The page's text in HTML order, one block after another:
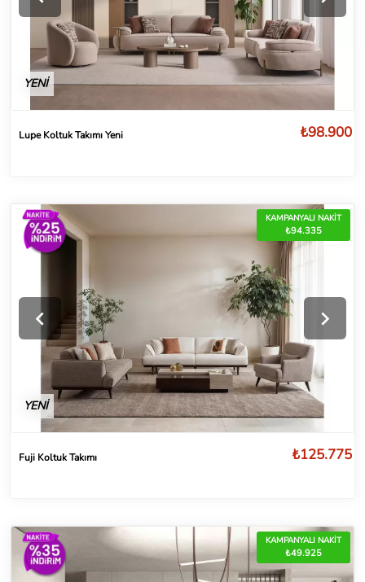
YENİ
Lupe Koltuk Takımı Yeni ₺98.900
KAMPANYALI NAKİT
₺94.335
YENİ
Fuji Koltuk Takımı ₺125.775
KAMPANYALI NAKİT
₺49.925